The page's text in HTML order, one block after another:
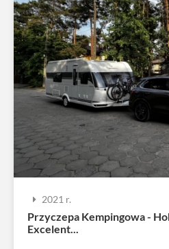
2021 r.
Przyczepa Kempingowa -
Excelent...